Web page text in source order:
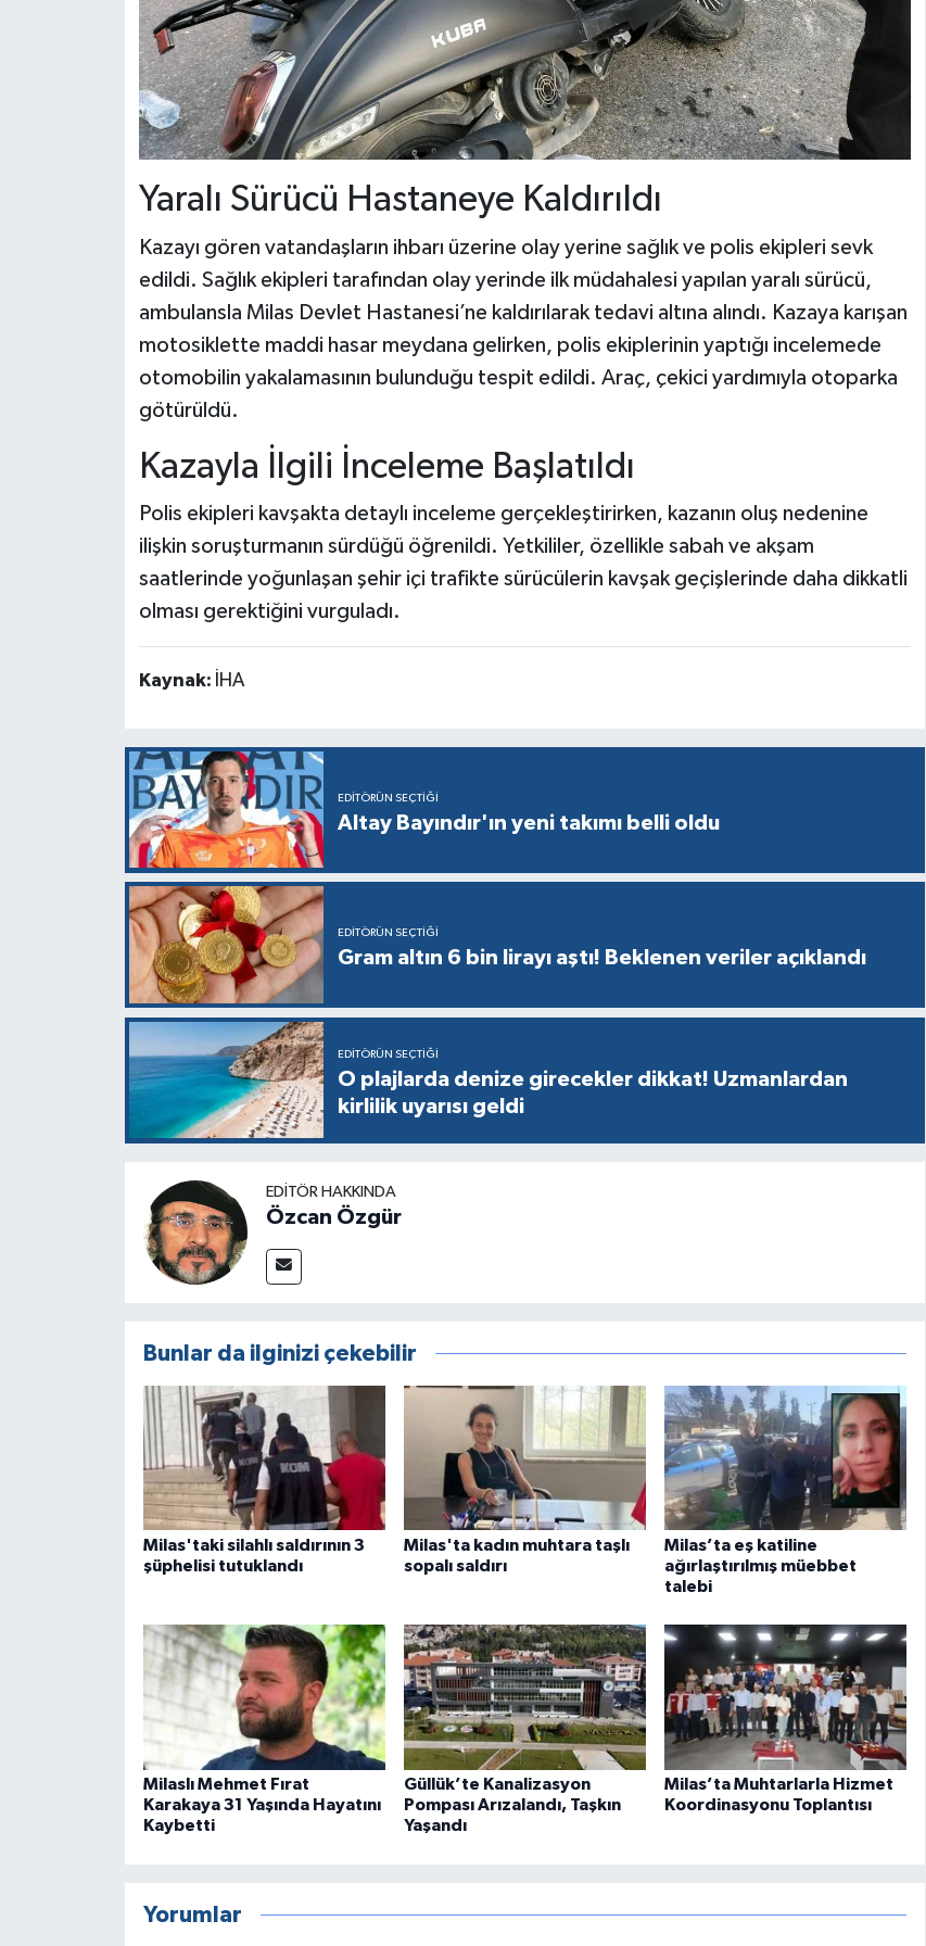
Yaralı Sürücü Hastaneye Kaldırıldı
Kazayı gören vatandaşların ihbarı üzerine olay yerine sağlık ve polis ekipleri sevk
edildi. Sağlık ekipleri tarafından olay yerinde ilk müdahalesi yapılan yaralı sürücü,
ambulansla Milas Devlet Hastanesi’ne kaldırılarak tedavi altına alındı. Kazaya karışan
motosiklette maddi hasar meydana gelirken, polis ekiplerinin yaptığı incelemede
otomobilin yakalamasının bulunduğu tespit edildi. Araç, çekici yardımıyla otoparka
götürüldü.
Kazayla İlgili İnceleme Başlatıldı
Polis ekipleri kavşakta detaylı inceleme gerçekleştirirken, kazanın oluş nedenine
ilişkin soruşturmanın sürdüğü öğrenildi. Yetkililer, özellikle sabah ve akşam
saatlerinde yoğunlaşan şehir içi trafikte sürücülerin kavşak geçişlerinde daha dikkatli
olması gerektiğini vurguladı.
Kaynak: İHA
EDITÖRÜN SEÇTIĞI
Altay Bayındır'ın yeni takımı belli oldu
EDITÖRÜN SEÇTIĞI
Gram altın 6 bin lirayı aştı! Beklenen veriler açıklandı
EDITÖRÜN SEÇTIĞI
O plajlarda denize girecekler dikkat! Uzmanlardan
kirlilik uyarısı geldi
EDITÖR HAKKINDA
Özcan Özgür
Bunlar da ilginizi çekebilir
Milas'taki silahlı saldırının 3
şüphelisi tutuklandı
Milas'ta kadın muhtara taşlı
sopalı saldırı
Milas’ta eş katiline
ağırlaştırılmış müebbet
talebi
Milaslı Mehmet Fırat
Karakaya 31 Yaşında Hayatını
Kaybetti
Güllük’te Kanalizasyon
Pompası Arızalandı, Taşkın
Yaşandı
Milas’ta Muhtarlarla Hizmet
Koordinasyonu Toplantısı
Yorumlar